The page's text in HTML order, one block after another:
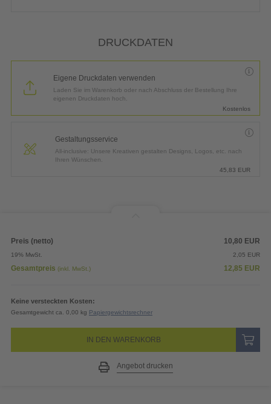
DRUCKDATEN
Eigene Druckdaten verwenden
Laden Sie im Warenkorb oder nach Abschluss der Bestellung Ihre
eigenen Druckdaten hoch.
Kostenlos
Gestaltungsservice
All-inclusive: Unsere Kreativen gestalten Designs, Logos, etc. nach
Ihren Wünschen.
45,83 EUR
Preis (netto) 10,80 EUR
19% MwSt. 2,05 EUR
Gesamtpreis (inkl. MwSt.) 12,85 EUR
Keine versteckten Kosten:
Gesamtgewicht ca. 0,00 kg Papiergewichtsrechner
IN DEN WARENKORB
Angebot drucken